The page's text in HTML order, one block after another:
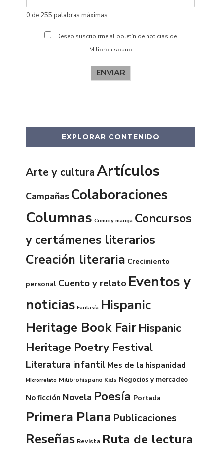
0 de 255 palabras máximas.
Deseo suscribirme al boletín de noticias de
Milibrohispano
ENVIAR
EXPLORAR CONTENIDO
Arte y culturaArtículos
Campañas Colaboraciones
Columnas Comic y manga Concursos
y certámenes literarios
Creación literaria Crecimiento
personal Cuento y relato Eventos y
noticias Fantasía Hispanic
Heritage Book FairHispanic
Heritage Poetry Festival
Literatura infantil Mes de la hispanidad
Microrrelato Milibrohispano Kids Negocios y mercadeo
No ficción Novela Poesía Portada
Primera Plana Publicaciones
Reseñas Revista Ruta de lectura